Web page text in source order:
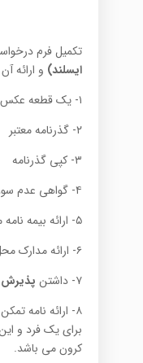
تکمیل فرم
ایسلند) و ارائه
۱- یک قطعه عکس
۲- گذرنامه معتبر
۳- کپی گذرنامه
۴- گواهی عدم سوء پیشینه
۵- ارائه بیمه نامه معتبر که مورد تایید کشور ایسلند باشد.
۶- ارائه مدارک محل سکونت در ایسلند
۷- داشتن
پذیرش
کرون می باشد.